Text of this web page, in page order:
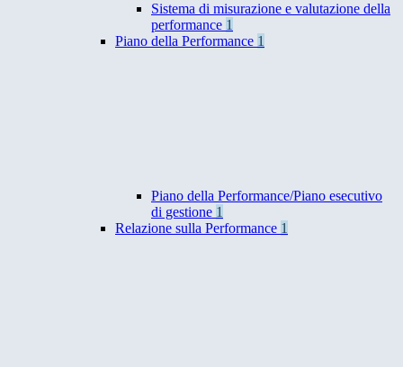
Sistema di misurazione e valutazione della
performance 1
Piano della Performance 1
Piano della Performance/Piano esecutivo
di gestione 1
Relazione sulla Performance 1